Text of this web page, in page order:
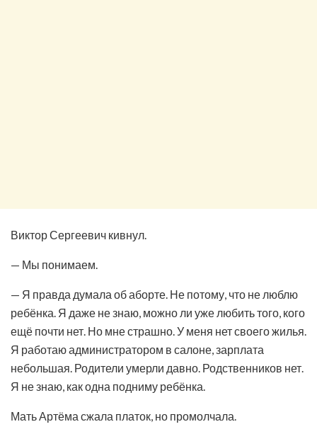
Виктор Сергеевич кивнул.
— Мы понимаем.
— Я правда думала об аборте. Не потому, что не люблю
ребёнка. Я даже не знаю, можно ли уже любить того, кого
ещё почти нет. Но мне страшно. У меня нет своего жилья.
Я работаю администратором в салоне, зарплата
небольшая. Родители умерли давно. Родственников нет.
Я не знаю, как одна подниму ребёнка.
Мать Артёма сжала платок, но промолчала.